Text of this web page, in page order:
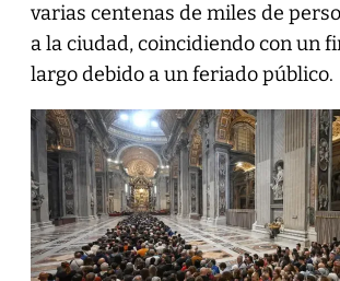
varias centenas de miles de
a la ciudad, coincidiendo con un
largo debido a un feriado público.